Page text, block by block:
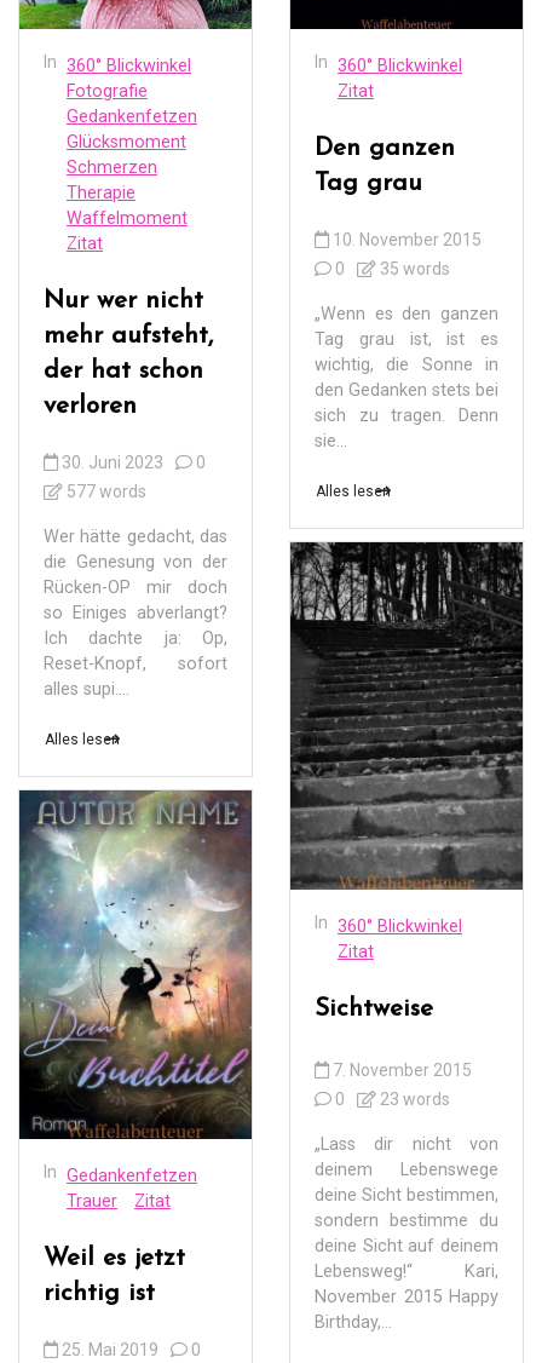
In 360° Blickwinkel
Fotografie
Gedankenfetzen
Glücksmoment
Schmerzen
Therapie
Waffelmoment
Zitat
Nur wer nicht
mehr aufsteht,
der hat schon
verloren
30. Juni 2023
0
577 words
Wer hätte gedacht, das
die Genesung von der
Rücken-OP mir doch
so Einiges abverlangt?
Ich dachte ja: Op,
Reset-Knopf, sofort
alles supi....
Alles lesen
In Gedankenfetzen
Trauer
Zitat
Weil es jetzt
richtig ist
25. Mai 2019
0
In 360° Blickwinkel
Zitat
Den ganzen
Tag grau
10. November 2015
0
35 words
„Wenn es den ganzen
Tag grau ist, ist es
wichtig, die Sonne in
den Gedanken stets bei
sich zu tragen. Denn
sie...
Alles lesen
In 360° Blickwinkel
Zitat
Sichtweise
7. November 2015
0
23 words
„Lass dir nicht von
deinem Lebenswege
deine Sicht bestimmen,
sondern bestimme du
deine Sicht auf deinem
Lebensweg!“ Kari,
November 2015 Happy
Birthday,...